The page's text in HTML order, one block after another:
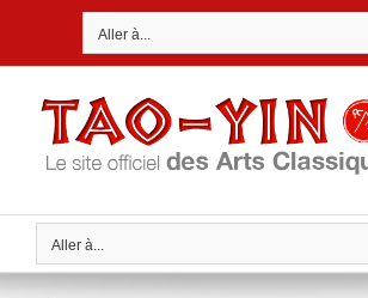
Aller à...
Aller à...